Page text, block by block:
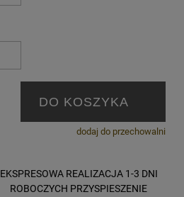
DO KOSZYKA
dodaj do przechowalni
EKSPRESOWA REALIZACJA 1-3 DNI
ROBOCZYCH PRZYSPIESZENIE